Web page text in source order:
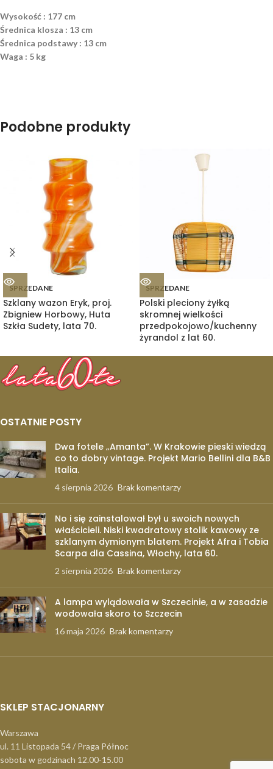
Wysokość : 177 cm
Średnica klosza : 13 cm
Średnica podstawy : 13 cm
Waga : 5 kg
Podobne produkty
SPRZEDANE
Szklany wazon Eryk, proj.
Zbigniew Horbowy, Huta
Szkła Sudety, lata 70.
SPRZEDANE
Polski pleciony żyłką
skromnej wielkości
przedpokojowo/kuchenny
żyrandol z lat 60.
OSTATNIE POSTY
Dwa fotele „Amanta”. W Krakowie pieski wiedzą
co to dobry vintage. Projekt Mario Bellini dla B&B
Italia.
4 sierpnia 2026 Brak komentarzy
No i się zainstalował był u swoich nowych
właścicieli. Niski kwadratowy stolik kawowy ze
szklanym dymionym blatem. Projekt Afra i Tobia
Scarpa dla Cassina, Włochy, lata 60.
2 sierpnia 2026 Brak komentarzy
A lampa wylądowała w Szczecinie, a w zasadzie
wodowała skoro to Szczecin
16 maja 2026 Brak komentarzy
SKLEP STACJONARNY
Warszawa
ul. 11 Listopada 54 / Praga Północ
sobota w godzinach 12.00-15.00